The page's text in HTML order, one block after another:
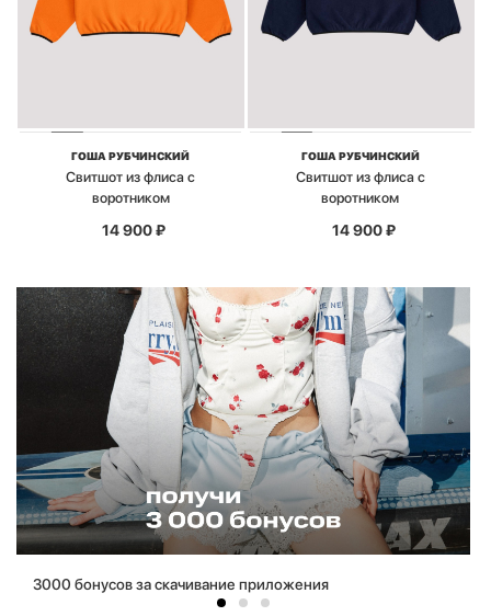
ГОША РУБЧИНСКИЙ
Свитшот из флиса с
воротником
14 900₽
ГОША РУБЧИНСКИЙ
Свитшот из флиса с
воротником
14 900₽
3000 бонусов за скачивание приложения